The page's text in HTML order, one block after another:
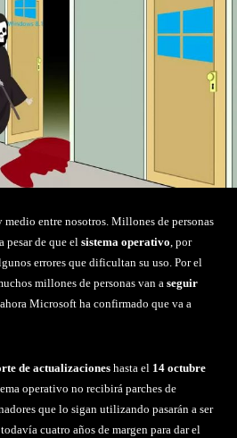
medio entre nosotros. Millones de personas
pesar de que el sistema operativo, por
errores que dificultan su uso. Por el
millones de personas van a seguir
Microsoft ha confirmado que va a
de actualizaciones hasta el 14 octubre
operativo no recibirá parches de
que lo sigan utilizando pasarán a ser
cuatro años de margen para dar el